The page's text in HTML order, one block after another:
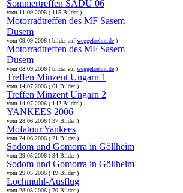
Sommertreffen SADU 06
vom 11.09.2006 ( 115 Bilder )
Motorradtreffen des MF Sasem
Dusem
vom 09.09.2006 ( bilder aufweggefoehnt.de )
Motorradtreffen des MF Sasem
Dusem
vom 08.09.2006 ( bilder aufweggefoehnt.de )
Treffen Minzent Ungarn 1
vom 14.07.2006 ( 61 Bilder )
Treffen Minzent Ungarn 2
vom 14.07.2006 ( 142 Bilder )
YANKEES 2006
vom 28.06.2006 ( 37 Bilder )
Mofatour Yankees
vom 24.06.2006 ( 21 Bilder )
Sodom und Gomorra in Göllheim
vom 29.05.2006 ( 34 Bilder )
Sodom und Gomorra in Göllheim
vom 29.05.2006 ( 19 Bilder )
Lochmühl-Ausflug
vom 28.05.2006 ( 70 Bilder )